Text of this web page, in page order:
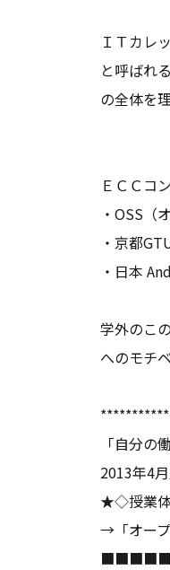
ＩＴカレ
と呼ばれ
の全体を
ＥＣＣコ
・OSS（
・京都
・日本
学外のこ
へのモチ
「自分の
2013年4
★◇授業体
→ 「オー